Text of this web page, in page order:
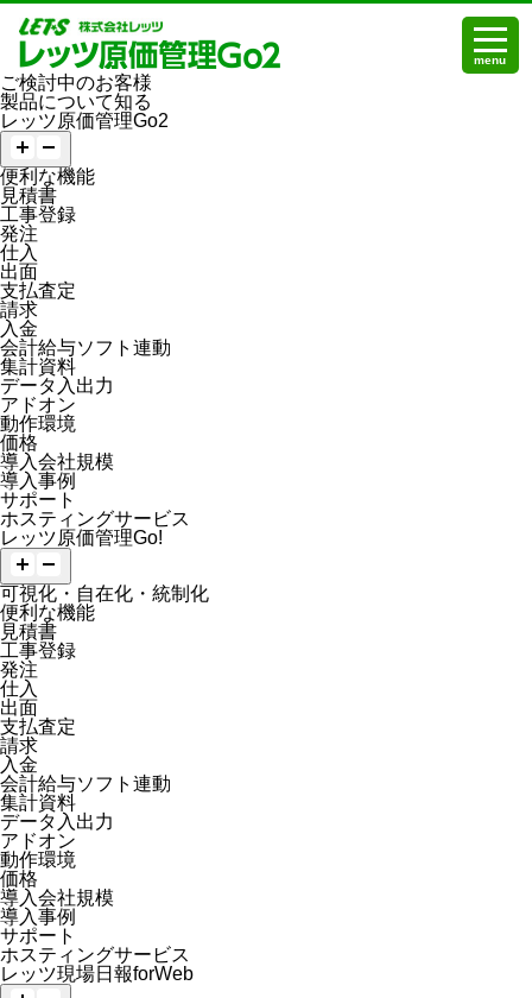
menu
ご検討中のお客様
製品について知る
レッツ原価管理Go2
便利な機能
見積書
工事登録
発注
仕入
出面
支払査定
請求
入金
会計給与ソフト連動
集計資料
データ入出力
アドオン
動作環境
価格
導入会社規模
導入事例
サポート
ホスティングサービス
レッツ原価管理Go!
可視化・自在化・統制化
便利な機能
見積書
工事登録
発注
仕入
出面
支払査定
請求
入金
会計給与ソフト連動
集計資料
データ入出力
アドオン
動作環境
価格
導入会社規模
導入事例
サポート
ホスティングサービス
レッツ現場日報forWeb